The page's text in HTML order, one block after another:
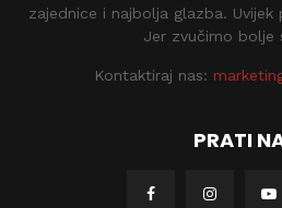
zajednice i najbolja glazba. Uvijek
Jer zvučimo bolje
Kontaktiraj nas:
PRATI